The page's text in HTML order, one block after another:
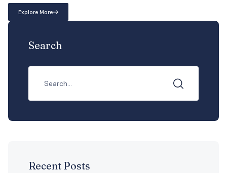
Explore More
Search
Recent Posts